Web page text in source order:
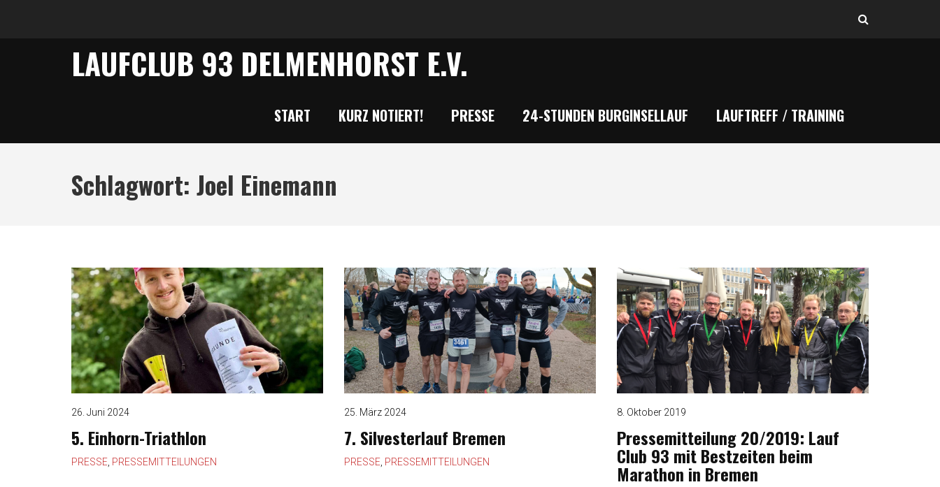
LAUFCLUB 93 DELMENHORST E.V.
START KURZ NOTIERT! PRESSE 24-STUNDEN BURGINSELLAUF LAUFTREFF / TRAINING
Schlagwort: Joel Einemann
26. Juni 2024
5. Einhorn-Triathlon
PRESSE PRESSEMITTEILUNGEN
25. März 2024
7. Silvesterlauf Bremen
PRESSE PRESSEMITTEILUNGEN
8. Oktober 2019
Pressemitteilung 20/2019: Lauf
Club 93 mit Bestzeiten beim
Marathon in Bremen